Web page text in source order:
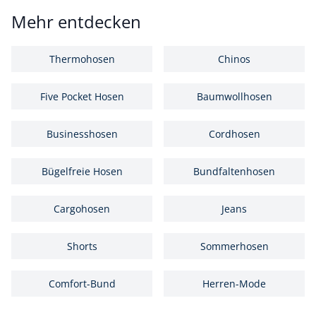
Mehr entdecken
Thermohosen Chinos
Five Pocket Hosen Baumwollhosen
Businesshosen Cordhosen
Bügelfreie Hosen Bundfaltenhosen
Cargohosen Jeans
Shorts Sommerhosen
Comfort-Bund Herren-Mode